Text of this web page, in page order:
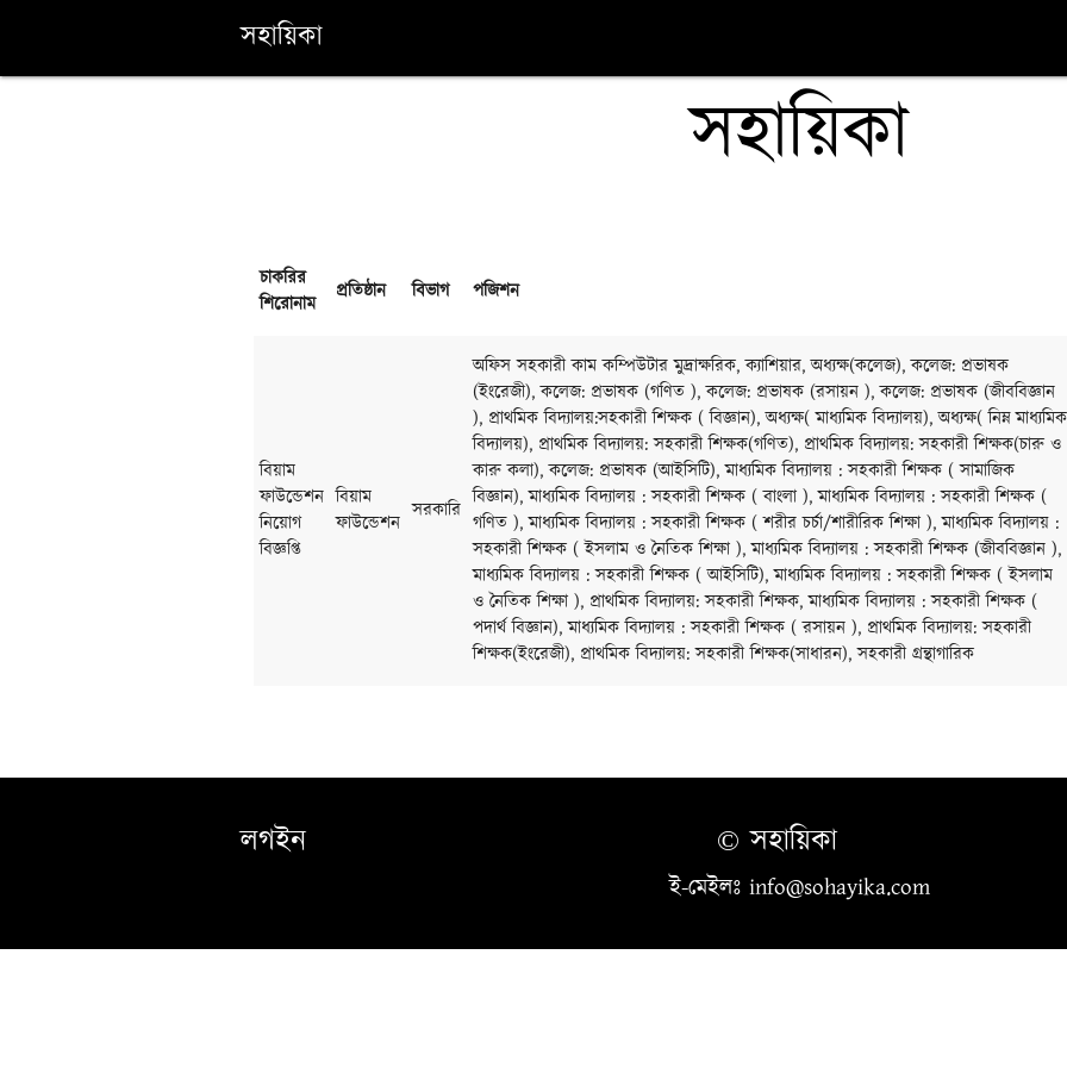
সহায়িকা
সহায়িকা
চাকরির
শিরোনাম
প্রতিষ্ঠান বিভাগ পজিশন
বিয়াম
ফাউন্ডেশন
নিয়োগ
বিজ্ঞপ্তি
বিয়াম
ফাউন্ডেশন
সরকারি
অফিস সহকারী কাম কম্পিউটার মুদ্রাক্ষরিক, ক্যাশিয়ার, অধ্যক্ষ(কলেজ), কলেজ: প্রভাষক
(ইংরেজী), কলেজ: প্রভাষক (গণিত ), কলেজ: প্রভাষক (রসায়ন ), কলেজ: প্রভাষক (জীববিজ্ঞান
), প্রাথমিক বিদ্যালয়:সহকারী শিক্ষক ( বিজ্ঞান), অধ্যক্ষ( মাধ্যমিক বিদ্যালয়), অধ্যক্ষ( নিম্ন মাধ্যমিক
বিদ্যালয়), প্রাথমিক বিদ্যালয়: সহকারী শিক্ষক(গণিত), প্রাথমিক বিদ্যালয়: সহকারী শিক্ষক(চারু ও
কারু কলা), কলেজ: প্রভাষক (আইসিটি), মাধ্যমিক বিদ্যালয় : সহকারী শিক্ষক ( সামাজিক
বিজ্ঞান), মাধ্যমিক বিদ্যালয় : সহকারী শিক্ষক ( বাংলা ), মাধ্যমিক বিদ্যালয় : সহকারী শিক্ষক (
গণিত ), মাধ্যমিক বিদ্যালয় : সহকারী শিক্ষক ( শরীর চর্চা/শারীরিক শিক্ষা ), মাধ্যমিক বিদ্যালয় :
সহকারী শিক্ষক ( ইসলাম ও নৈতিক শিক্ষা ), মাধ্যমিক বিদ্যালয় : সহকারী শিক্ষক (জীববিজ্ঞান ),
মাধ্যমিক বিদ্যালয় : সহকারী শিক্ষক ( আইসিটি), মাধ্যমিক বিদ্যালয় : সহকারী শিক্ষক ( ইসলাম
ও নৈতিক শিক্ষা ), প্রাথমিক বিদ্যালয়: সহকারী শিক্ষক, মাধ্যমিক বিদ্যালয় : সহকারী শিক্ষক (
পদার্থ বিজ্ঞান), মাধ্যমিক বিদ্যালয় : সহকারী শিক্ষক ( রসায়ন ), প্রাথমিক বিদ্যালয়: সহকারী
শিক্ষক(ইংরেজী), প্রাথমিক বিদ্যালয়: সহকারী শিক্ষক(সাধারন), সহকারী গ্রন্থাগারিক
লগইন © সহায়িকা
ই-মেইলঃ info@sohayika.com